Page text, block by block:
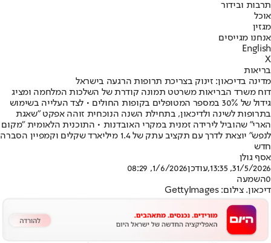
תרבות ובידור
אוכל
מגזין
אנחנו מגייסים
English
X
בריאות
מדינה בדיכאון: זינוק בצריכת תרופות הרגעה בישראל
דוח משרד הבריאות משרטט תמונה קודרת של השלכות המלחמה ומציג
גידול של 30% במספר המטופלים בקופות החולים • לצד העלייה בשימוש
בתרופות לשינה ולדיכאון, בתחילת השנה הנוכחית זוהה אפקט "שאגת
הארי" שהוביל לירידה זמנית במקרי האובדנות • התוכנית הלאומית "מקום
לנפש" יוצאת לדרך עם תקציב עתק של 1.4 מיליארד שקלים וקמפיין הסברה
חדש
אסף גולן
31/5/2026, 13:35
,עודכן1/6/2026, 08:29
0השמעה
דיכאון. צילום: GettyImages